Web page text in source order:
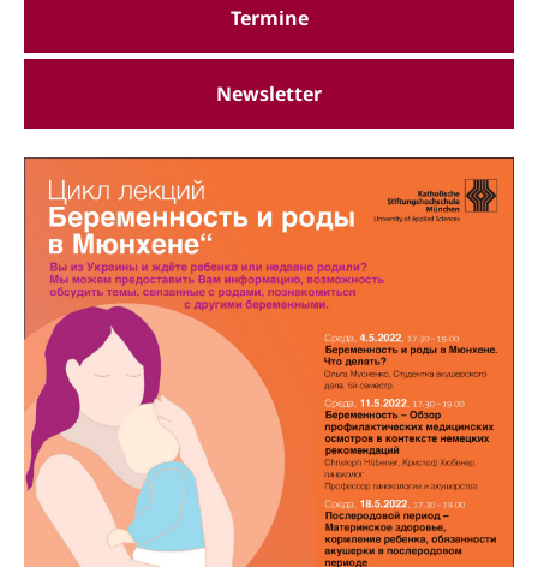
Termine
Newsletter